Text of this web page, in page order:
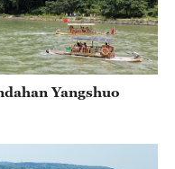
Yangshuo